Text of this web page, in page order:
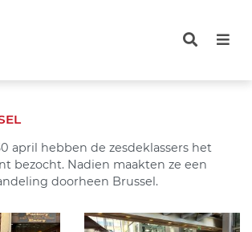
april hebben de zesdeklassers het
bezocht. Nadien maakten ze een
doorheen Brussel.